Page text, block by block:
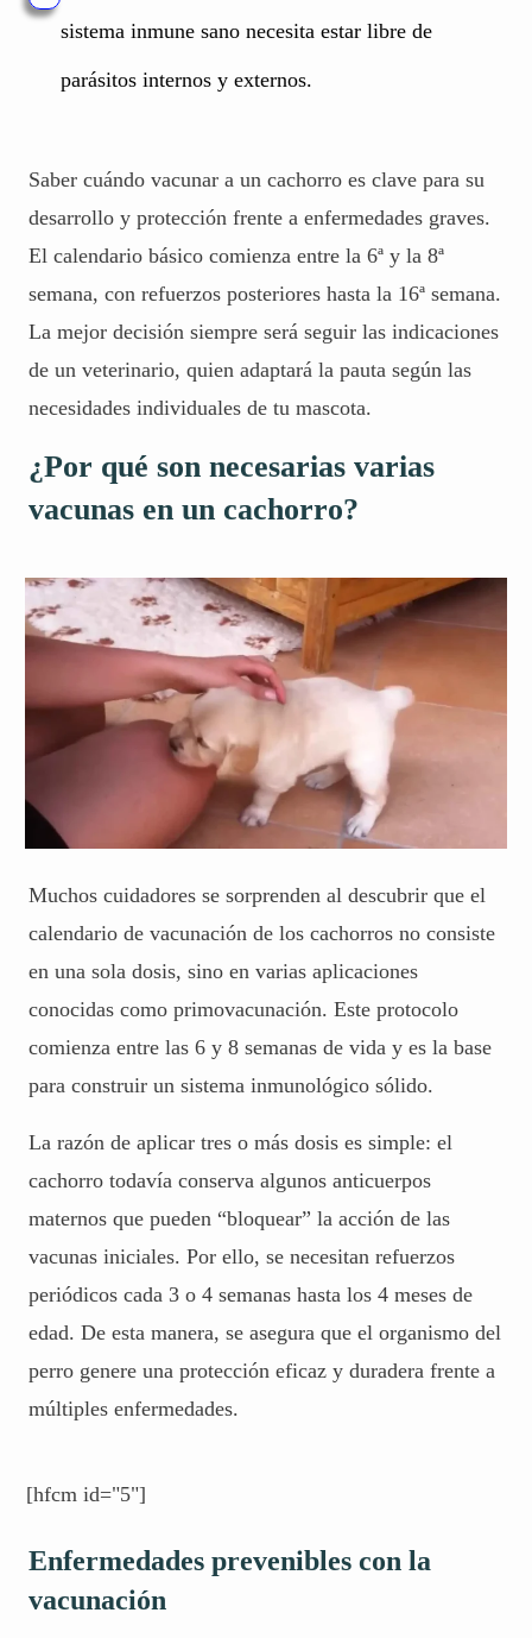
sistema inmune sano necesita estar libre de
parásitos internos y externos.
Saber cuándo vacunar a un cachorro es clave para su
desarrollo y protección frente a enfermedades graves.
El calendario básico comienza entre la 6ª y la 8ª
semana, con refuerzos posteriores hasta la 16ª semana.
La mejor decisión siempre será seguir las indicaciones
de un veterinario, quien adaptará la pauta según las
necesidades individuales de tu mascota.
¿Por qué son necesarias varias
vacunas en un cachorro?
Muchos cuidadores se sorprenden al descubrir que el
calendario de vacunación de los cachorros no consiste
en una sola dosis, sino en varias aplicaciones
conocidas como primovacunación. Este protocolo
comienza entre las 6 y 8 semanas de vida y es la base
para construir un sistema inmunológico sólido.
La razón de aplicar tres o más dosis es simple: el
cachorro todavía conserva algunos anticuerpos
maternos que pueden “bloquear” la acción de las
vacunas iniciales. Por ello, se necesitan refuerzos
periódicos cada 3 o 4 semanas hasta los 4 meses de
edad. De esta manera, se asegura que el organismo del
perro genere una protección eficaz y duradera frente a
múltiples enfermedades.
[hfcm id="5"]
Enfermedades prevenibles con la
vacunación